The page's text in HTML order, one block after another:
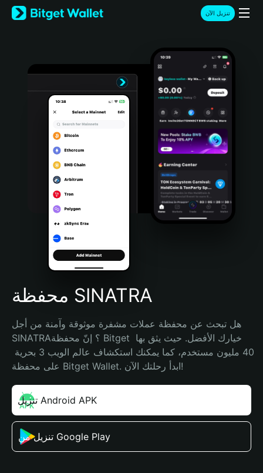
English
日本語
Türkçe
Português (Portugal)
Bahasa Indonesia
Português (Brasil)
Español (Argentina)
تنزيل الآن
محفظة SINATRA
هل تبحث عن محفظة عملات مشفرة موثوقة وآمنة من أجل
SINATRA؟ إنّ محفظة Bitget خيارك الأفضل. حيث يثق بها
على محفظة Bitget Wallet. ابدأ رحلتك الآن!
تنزيل Android APK
تنزيل من Google Play